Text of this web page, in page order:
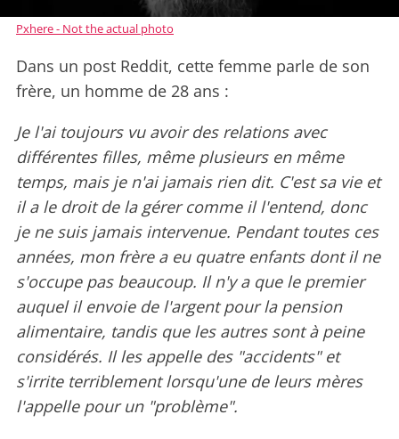
Pxhere - Not the actual photo
Dans un post Reddit, cette femme parle de son
frère, un homme de 28 ans :
Je l'ai toujours vu avoir des relations avec
différentes filles, même plusieurs en même
temps, mais je n'ai jamais rien dit. C'est sa vie et
il a le droit de la gérer comme il l'entend, donc
je ne suis jamais intervenue. Pendant toutes ces
années, mon frère a eu quatre enfants dont il ne
s'occupe pas beaucoup. Il n'y a que le premier
auquel il envoie de l'argent pour la pension
alimentaire, tandis que les autres sont à peine
considérés. Il les appelle des "accidents" et
s'irrite terriblement lorsqu'une de leurs mères
l'appelle pour un "problème".